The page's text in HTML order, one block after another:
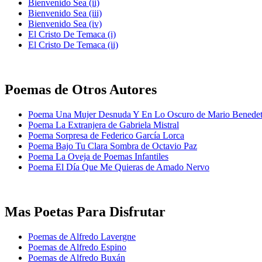
Bienvenido Sea (ii)
Bienvenido Sea (iii)
Bienvenido Sea (iv)
El Cristo De Temaca (i)
El Cristo De Temaca (ii)
Poemas de Otros Autores
Poema Una Mujer Desnuda Y En Lo Oscuro de Mario
Poema La Extranjera de Gabriela Mistral
Poema Sorpresa de Federico García Lorca
Poema Bajo Tu Clara Sombra de Octavio Paz
Poema La Oveja de Poemas Infantiles
Poema El Día Que Me Quieras de Amado Nervo
Mas Poetas Para Disfrutar
Poemas de Alfredo Lavergne
Poemas de Alfredo Espino
Poemas de Alfredo Buxán